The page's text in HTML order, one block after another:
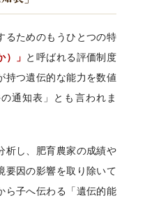
るためのもうひとつの特
）」 と呼ばれる評価制度
持つ遺伝的な能力を数値
通知表」とも言われま
析し、肥育農家の成績や
要因の影響を取り除いて
ら子へ伝わる「遺伝的能